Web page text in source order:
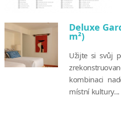
Deluxe
m²)
Užijte si svůj
kombinaci
místní kultury...